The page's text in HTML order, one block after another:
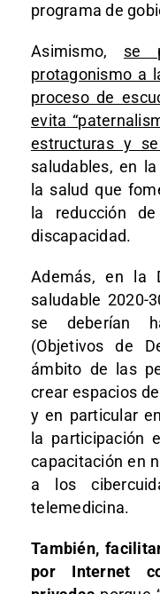
programa de
Asimismo, se
protagonismo a
proceso de
evita
estructuras y
saludables, en
la salud que
la reducción
discapacidad.
Además, en la
saludable 2020-
se deberían
(Objetivos de
ámbito de las
crear espacios
y en particular
la participación
capacitación en
a los
telemedicina.
También,
por Internet